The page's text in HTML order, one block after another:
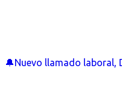
🔔Nuevo llamado laboral,